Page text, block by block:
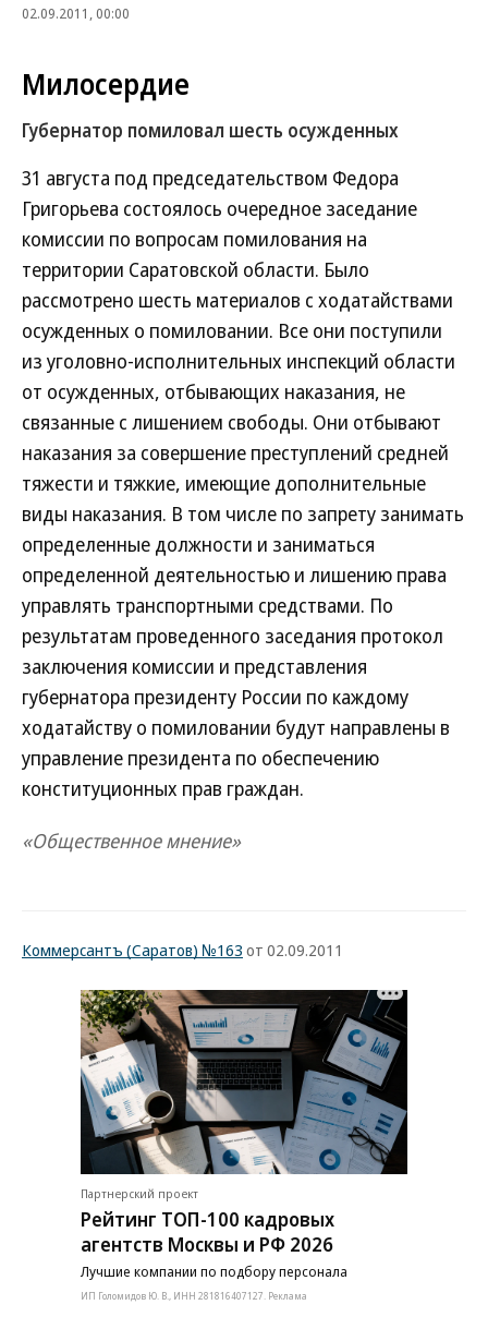
02.09.2011, 00:00
Милосердие
Губернатор помиловал шесть осужденных
31 августа под председательством Федора
Григорьева состоялось очередное заседание
комиссии по вопросам помилования на
территории Саратовской области. Было
рассмотрено шесть материалов с ходатайствами
осужденных о помиловании. Все они поступили
из уголовно-исполнительных инспекций области
от осужденных, отбывающих наказания, не
связанные с лишением свободы. Они отбывают
наказания за совершение преступлений средней
тяжести и тяжкие, имеющие дополнительные
виды наказания. В том числе по запрету занимать
определенные должности и заниматься
определенной деятельностью и лишению права
управлять транспортными средствами. По
результатам проведенного заседания протокол
заключения комиссии и представления
губернатора президенту России по каждому
ходатайству о помиловании будут направлены в
управление президента по обеспечению
конституционных прав граждан.
«Общественное мнение»
Коммерсантъ (Саратов) №163 от 02.09.2011
Партнерский проект
Рейтинг ТОП-100 кадровых
агентств Москвы и РФ 2026
Лучшие компании по подбору персонала
ИП Голомидов Ю. В., ИНН 281816407127. Реклама